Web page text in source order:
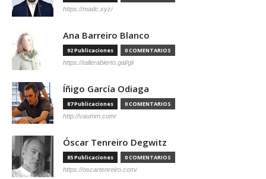
https://madc.xyz/
Ana Barreiro Blanco
92 Publicaciones 0 COMENTARIOS
https://tallerabierto.gal/gl/
Íñigo García Odiaga
87 Publicaciones 0 COMENTARIOS
http://vaumm.com/
Óscar Tenreiro Degwitz
85 Publicaciones 0 COMENTARIOS
https://oscartenreiro.com/